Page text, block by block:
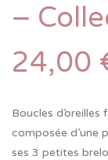
–
24,00
Boucles
composée d’une
ses 3 petites